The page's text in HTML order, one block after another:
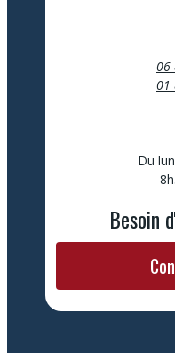
06
01
Du
Besoin